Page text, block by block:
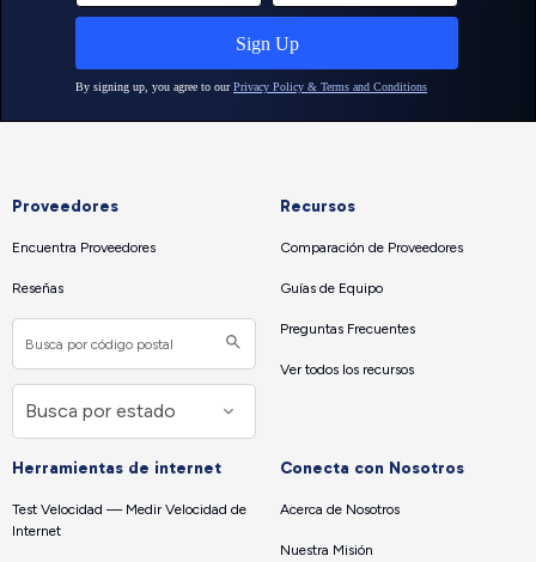
Proveedores
Encuentra Proveedores
Reseñas
Recursos
Comparación de Proveedores
Guías de Equipo
Preguntas Frecuentes
Ver todos los recursos
Herramientas de internet
Test Velocidad — Medir Velocidad de
Internet
Conecta con Nosotros
Acerca de Nosotros
Nuestra Misión